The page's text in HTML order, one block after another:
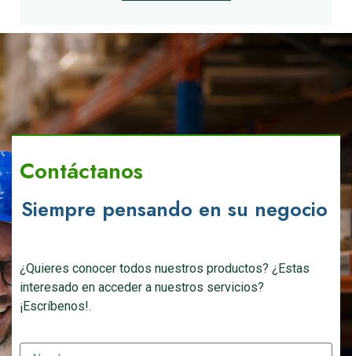
Contáctanos
Siempre pensando en su negocio
¿Quieres conocer todos nuestros productos? ¿Estas
interesado en acceder a nuestros servicios?
¡Escríbenos!.